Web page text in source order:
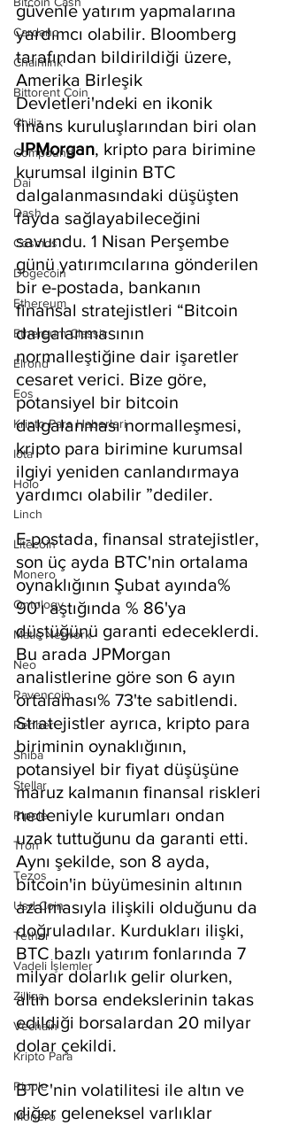
Cardano
Chainlink
Bittorent Coin
Chiliz
Compound
Dai
Dash
Cosmos
Dogecoin
Ethereum
Ethereum Classic
Elrond
Eos
Kripto Para Haberleri
Iota
Holo
Linch
Litecoin
Monero
Ontology
Matic Network
Neo
Ravencoin
Rehber
Shiba
Stellar
Ripple
Tron
Tezos
Usd Coin
Tether
Vadeli İşlemler
Zilliqa
Vechain
Kripto Para
Ripple
Monero
güvenle yatırım yapmalarına
yardımcı olabilir. Bloomberg
tarafından bildirildiği üzere,
Amerika Birleşik
Devletleri'ndeki en ikonik
finans kuruluşlarından biri olan
JPMorgan, kripto para birimine
kurumsal ilginin BTC
dalgalanmasındaki düşüşten
fayda sağlayabileceğini
savundu. 1 Nisan Perşembe
günü yatırımcılarına gönderilen
bir e-postada, bankanın
finansal stratejistleri “Bitcoin
dalgalanmasının
normalleştiğine dair işaretler
cesaret verici. Bize göre,
potansiyel bir bitcoin
dalgalanması normalleşmesi,
kripto para birimine kurumsal
ilgiyi yeniden canlandırmaya
yardımcı olabilir ”dediler.
E-postada, finansal stratejistler,
son üç ayda BTC'nin ortalama
oynaklığının Şubat ayında%
90'ı aştığında % 86'ya
düştüğünü garanti edeceklerdi.
Bu arada JPMorgan
analistlerine göre son 6 ayın
ortalaması% 73'te sabitlendi.
Stratejistler ayrıca, kripto para
biriminin oynaklığının,
potansiyel bir fiyat düşüşüne
maruz kalmanın finansal riskleri
nedeniyle kurumları ondan
uzak tuttuğunu da garanti etti.
Aynı şekilde, son 8 ayda,
bitcoin'in büyümesinin altının
azalmasıyla ilişkili olduğunu da
doğruladılar. Kurdukları ilişki,
BTC bazlı yatırım fonlarında 7
milyar dolarlık gelir olurken,
altın borsa endekslerinin takas
edildiği borsalardan 20 milyar
dolar çekildi.
BTC'nin volatilitesi ile altın ve
diğer geleneksel varlıklar